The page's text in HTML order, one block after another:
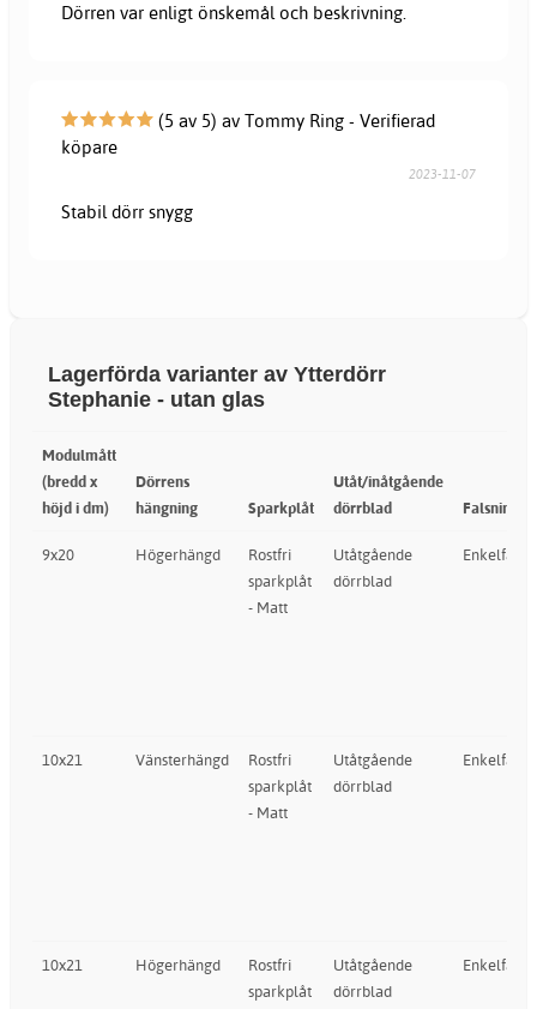
Dörren var enligt önskemål och beskrivning.
(5 av 5) av Tommy Ring - Verifierad
köpare
2023-11-07
Stabil dörr snygg
Lagerförda varianter av Ytterdörr
Stephanie - utan glas
Modulmått
(bredd x
höjd i dm)
Dörrens
hängning
Sparkplåt
Utåt/inåtgående
dörrblad
Falsning
9x20 Högerhängd
Rostfri
sparkplåt
- Matt
Utåtgående
dörrblad
10x21 Vänsterhängd
Rostfri
sparkplåt
- Matt
Utåtgående
dörrblad
10x21 Högerhängd
Rostfri
sparkplåt
Utåtgående
dörrblad